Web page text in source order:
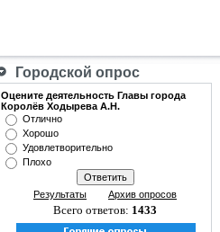
Городской опрос
Оцените деятельность Главы города
Королёв Ходырева А.Н.
Отлично
Хорошо
Удовлетворительно
Плохо
Результаты Архив опросов
Всего ответов: 1433